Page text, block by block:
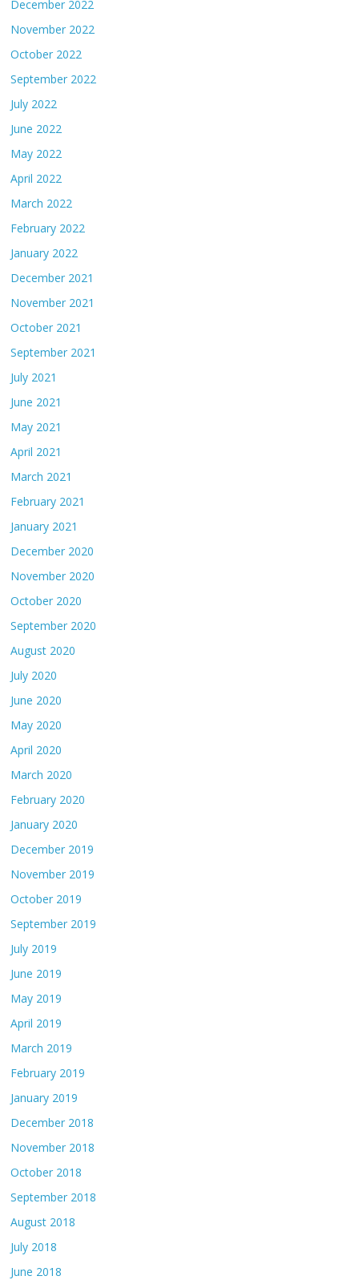
December 2022
November 2022
October 2022
September 2022
July 2022
June 2022
May 2022
April 2022
March 2022
February 2022
January 2022
December 2021
November 2021
October 2021
September 2021
July 2021
June 2021
May 2021
April 2021
March 2021
February 2021
January 2021
December 2020
November 2020
October 2020
September 2020
August 2020
July 2020
June 2020
May 2020
April 2020
March 2020
February 2020
January 2020
December 2019
November 2019
October 2019
September 2019
July 2019
June 2019
May 2019
April 2019
March 2019
February 2019
January 2019
December 2018
November 2018
October 2018
September 2018
August 2018
July 2018
June 2018